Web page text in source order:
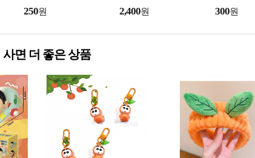
250원 2,400원 300원
사면 더 좋은 상품